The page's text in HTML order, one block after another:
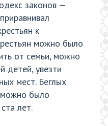
законов —
к
можно было
от семьи, можно
детей, увезти
мест. Беглых
можно было
лет.